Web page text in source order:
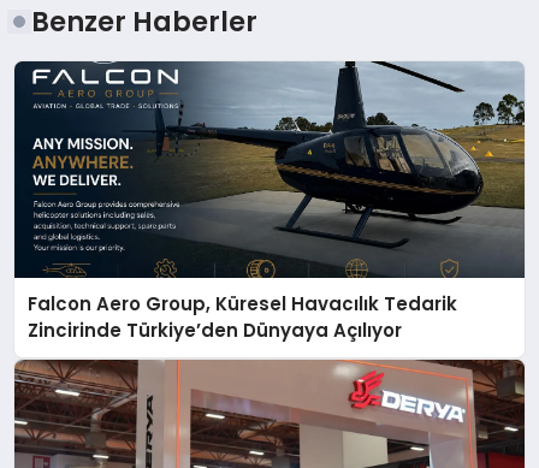
Benzer Haberler
Falcon Aero Group, Küresel Havacılık Tedarik
Zincirinde Türkiye’den Dünyaya Açılıyor